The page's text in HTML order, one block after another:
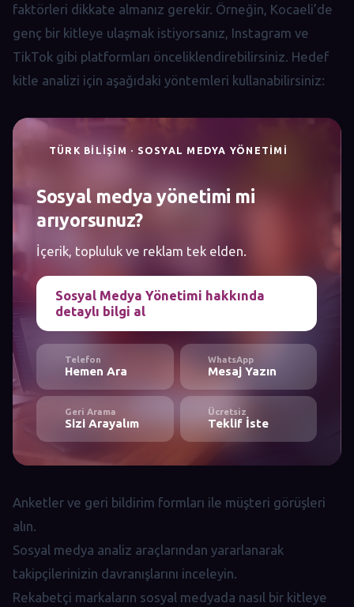
faktörleri dikkate almanız gerekir. Örneğin, Kocaeli’de
genç bir kitleye ulaşmak istiyorsanız, Instagram ve
TikTok gibi platformları önceliklendirebilirsiniz. Hedef
kitle analizi için aşağıdaki yöntemleri kullanabilirsiniz:
TÜRK BILIŞIM · SOSYAL MEDYA YÖNETIMI
Sosyal medya yönetimi mi
arıyorsunuz?
İçerik, topluluk ve reklam tek elden.
Sosyal Medya Yönetimi hakkında
detaylı bilgi al
Telefon
Hemen Ara
WhatsApp
Mesaj Yazın
Geri Arama
Sizi Arayalım
Ücretsiz
Teklif İste
Anketler ve geri bildirim formları ile müşteri görüşleri
alın.
Sosyal medya analiz araçlarından yararlanarak
takipçilerinizin davranışlarını inceleyin.
Rekabetçi markaların sosyal medyada nasıl bir kitleye